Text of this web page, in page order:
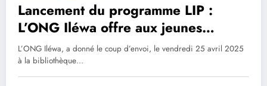
Lancement du programme LIP :
L’ONG Iléwa offre aux jeunes
béninois un tremplin vers l’insertion
professionnelle
L’ONG Iléwa, a donné le coup d’envoi, le vendredi 25 avril 2025
à la bibliothèque…